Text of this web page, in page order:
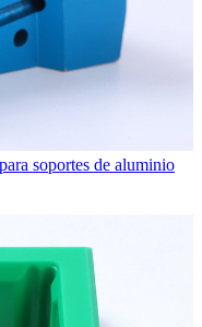
soportes de aluminio